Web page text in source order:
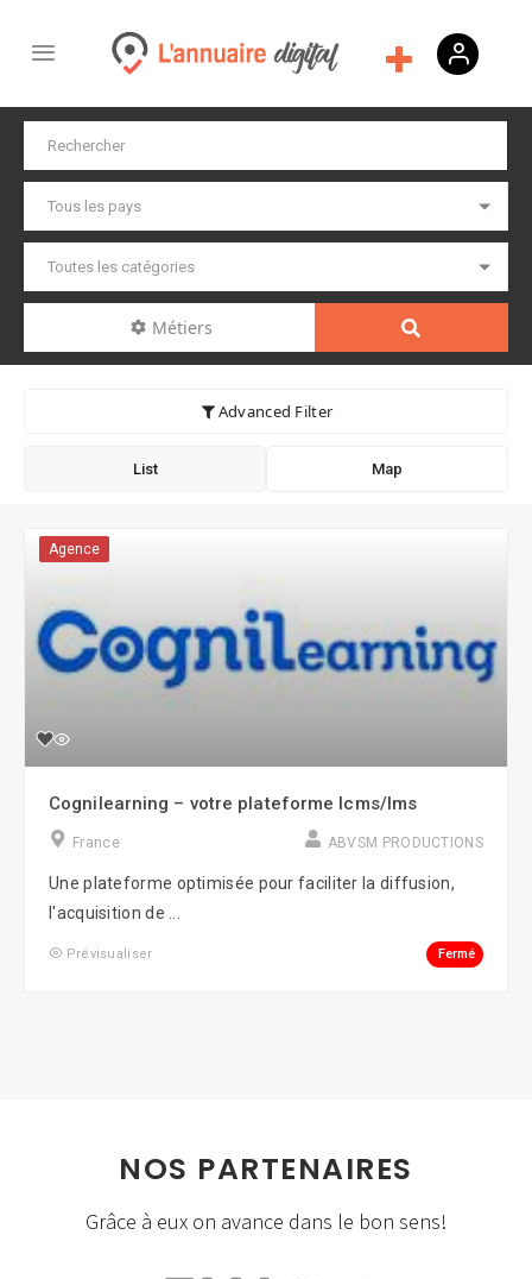
Métiers
Advanced Filter
List Map
Agence
Cognilearning – votre plateforme lcms/lms
France ABVSM PRODUCTIONS
Une plateforme optimisée pour faciliter la diffusion,
l'acquisition de ...
Prévisualiser Fermé
NOS PARTENAIRES
Grâce à eux on avance dans le bon sens!